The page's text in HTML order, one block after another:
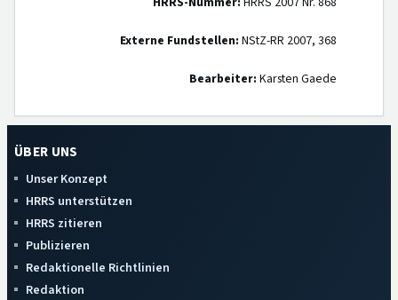
Externe Fundstellen: NStZ-RR 2007, 368
Bearbeiter: Karsten Gaede
ÜBER UNS
Unser Konzept
HRRS unterstützen
HRRS zitieren
Publizieren
Redaktionelle Richtlinien
Redaktion